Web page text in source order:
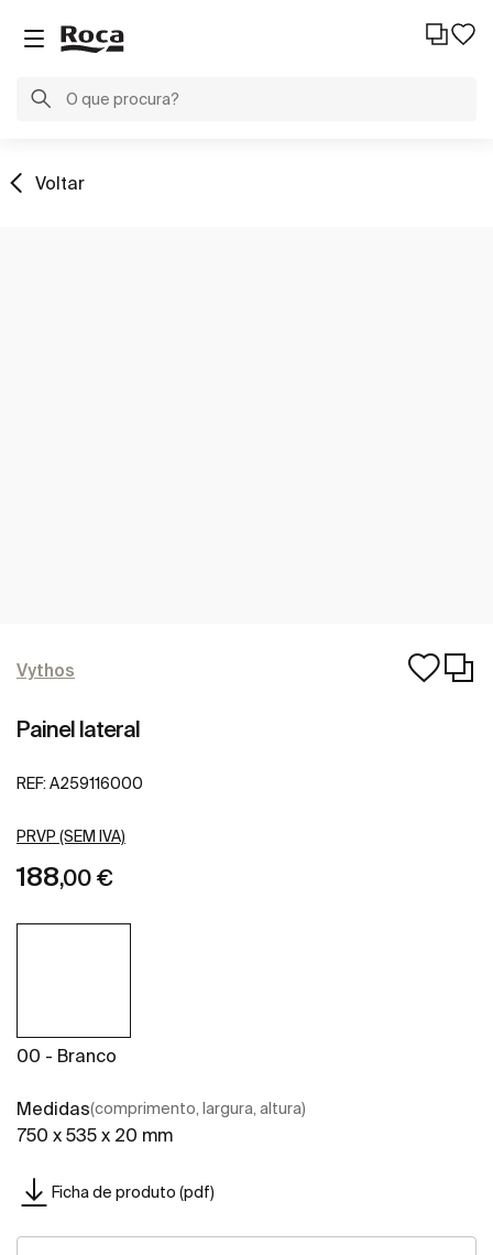
Voltar
Vythos
Painel lateral
REF: A259116000
PRVP (SEM IVA)
188,00 €
00 - Branco
Medidas(comprimento, largura, altura)
750 x 535 x 20 mm
Ficha de produto (pdf)